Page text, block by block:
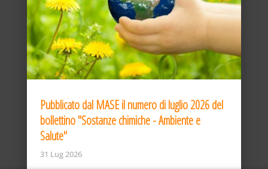
Pubblicato dal MASE il numero di luglio 2026 del
bollettino "Sostanze chimiche - Ambiente e
Salute"
31 Lug 2026